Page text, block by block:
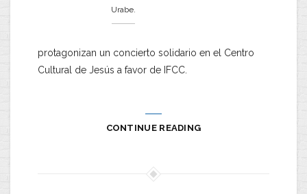
Urabe.
protagonizan un concierto solidario en el Centro
Cultural de Jesús a favor de IFCC.
CONTINUE READING